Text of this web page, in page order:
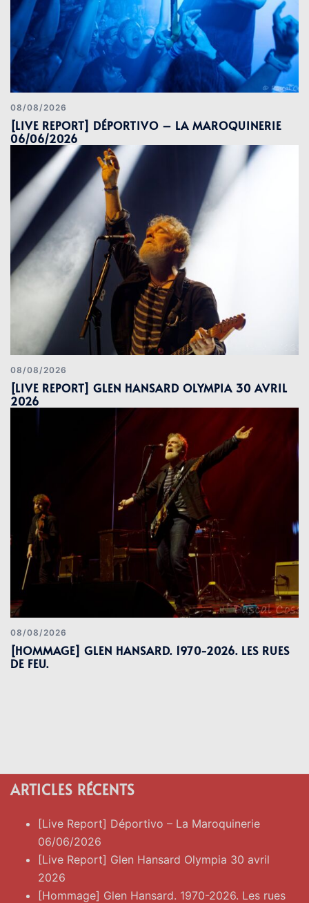
08/08/2026
[LIVE REPORT] DÉPORTIVO – LA MAROQUINERIE
06/06/2026
08/08/2026
[LIVE REPORT] GLEN HANSARD OLYMPIA 30 AVRIL
2026
08/08/2026
[HOMMAGE] GLEN HANSARD. 1970-2026. LES RUES
DE FEU.
ARTICLES RÉCENTS
[Live Report] Déportivo – La Maroquinerie
06/06/2026
[Live Report] Glen Hansard Olympia 30 avril
2026
[Hommage] Glen Hansard. 1970-2026. Les rues